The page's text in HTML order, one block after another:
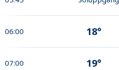
06:00 18°
07:00 19°